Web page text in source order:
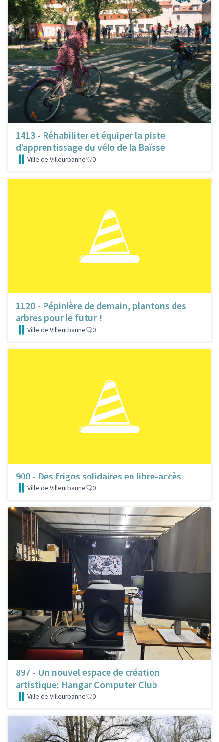
1413 - Réhabiliter et équiper la piste
d’apprentissage du vélo de la Baïsse
Ville de Villeurbanne 0
1120 - Pépinière de demain, plantons des
arbres pour le futur !
Ville de Villeurbanne 0
900 - Des frigos solidaires en libre-accès
Ville de Villeurbanne 0
897 - Un nouvel espace de création
artistique: Hangar Computer Club
Ville de Villeurbanne 0